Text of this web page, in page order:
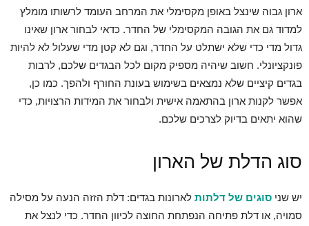
ארון גבוה שינצל באופן מקסימלי את המרחב העומד לרשותו מומלץ
למדוד גם את הגובה המקסימלי של החדר. כדאי לבחור ארון שאינו
גדול מדי כדי שלא ישתלט על החדר, וגם לא קטן מדי שעלול לא להיות
פונקציונלי. חשוב שיהיה מספיק מקום לכל הבגדים שלכם, לרבות
בגדים קיציים שלא נמצאים בשימוש בעונת החורף ולהפך. כמו כן,
אפשר לקנות ארון בהתאמה אישית ולבחור את המידות הרצויות, כדי
שהוא יתאים בדיוק לצרכים שלכם.
סוג הדלת של הארון
יש שני סוגים של דלתות לארונות בגדים: דלת הזזה הנעה על מסילה
סמויה, או דלת פתיחה הנפתחת החוצה לכיוון החדר. כדי לנצל את